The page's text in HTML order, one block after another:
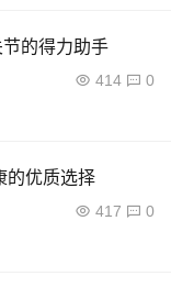
的得力助手
414 0
的优质选择
417 0